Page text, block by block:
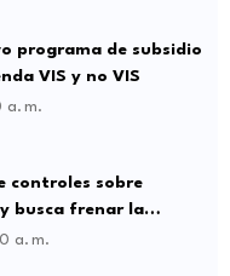
programa de subsidio
VIS y no VIS
a. m.
controles sobre
busca frenar la
ilegal
a. m.